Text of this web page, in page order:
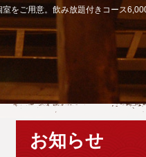
をご用意。飲み放題付きコース
お知らせ